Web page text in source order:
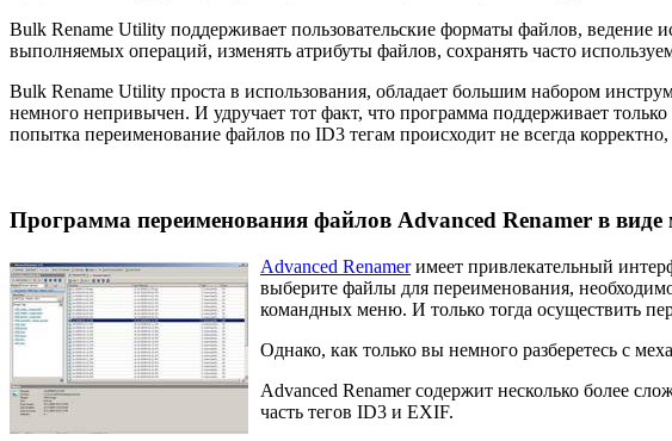
Bulk Rename Utility поддерживает пользовательские форматы файлов, ведение
выполняемых операций, изменять атрибуты файлов, сохранять часто
Bulk Rename Utility проста в использования, обладает большим набором
немного непривычен. И удручает тот факт, что программа поддерживает
попытка переименование файлов по ID3 тегам происходит не всегда
Программа переименования файлов Advanced Renamer в виде
Advanced Renamerимеет привлекательный
выберите файлы для переименования,
командных меню. И только тогда осуществить
Однако, как только вы немного разберетесь с
Advanced Renamer содержит несколько более
часть тегов ID3 и EXIF.